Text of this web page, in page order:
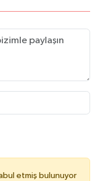
etmiş bulunuyor